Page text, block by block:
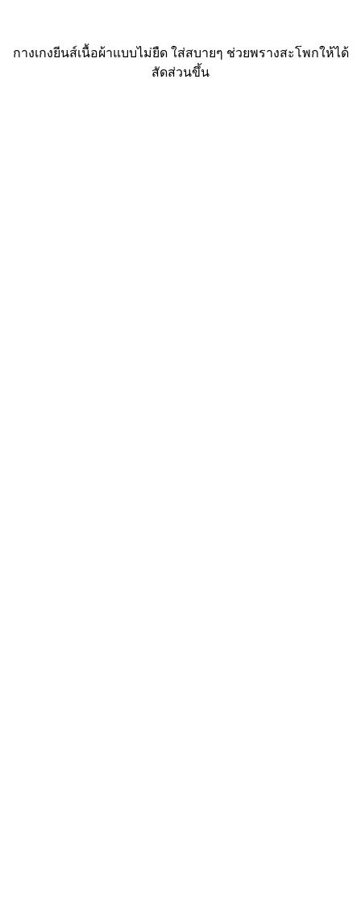
กางเกงยีนส์เนื้อผ้าแบบไม่ยืด ใส่สบายๆ ช่วยพรางสะโพกให้ได้
สัดส่วนขึ้น